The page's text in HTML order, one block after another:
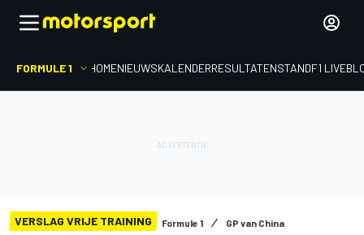
FORMULE 1 HOMENIEUWSKALENDERRESULTATENSTANDF1
VERSLAG VRIJE TRAINING Formule 1 GP van China